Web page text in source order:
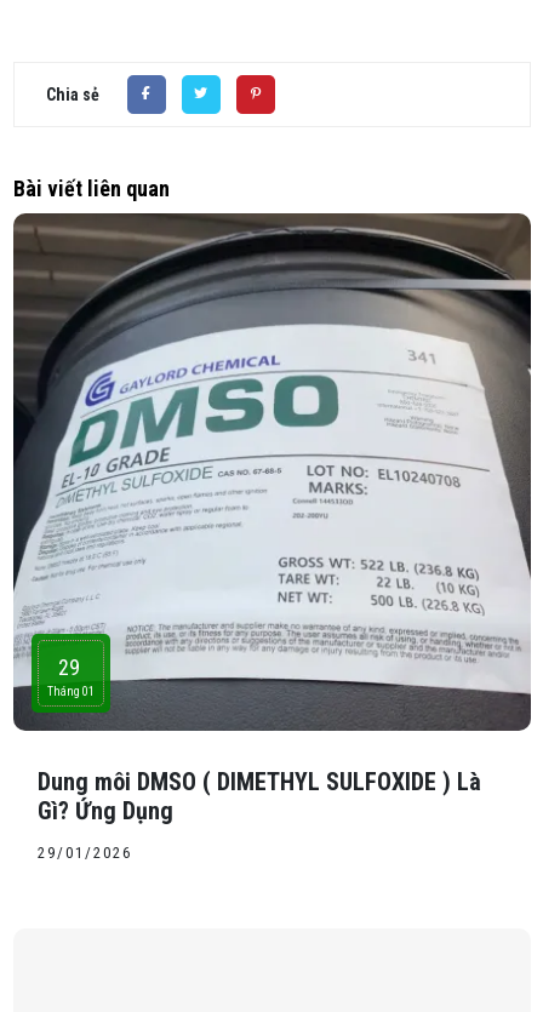
Chia sẻ
Bài viết liên quan
29
Tháng 01
Dung môi DMSO ( DIMETHYL SULFOXIDE ) Là
Gì? Ứng Dụng
29/01/2026